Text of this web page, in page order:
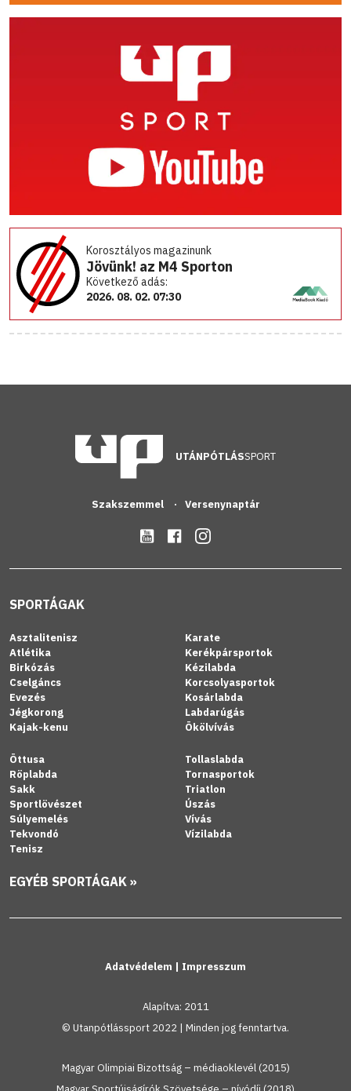
Korosztályos magazinunk
Jövünk! az M4 Sporton
Következő adás:
2026. 08. 02. 07:30
UTÁNPÓTLÁSSPORT
Szakszemmel Versenynaptár
SPORTÁGAK
Asztalitenisz
Atlétika
Birkózás
Cselgáncs
Evezés
Jégkorong
Kajak-kenu
Karate
Kerékpársportok
Kézilabda
Korcsolyasportok
Kosárlabda
Labdarúgás
Ökölvívás
Öttusa
Röplabda
Sakk
Sportlövészet
Súlyemelés
Tekvondó
Tenisz
Tollaslabda
Tornasportok
Triatlon
Úszás
Vívás
Vízilabda
EGYÉB SPORTÁGAK »
Adatvédelem | Impresszum
Alapítva: 2011
© Utanpótlássport 2022 | Minden jog fenntartva.
Magyar Olimpiai Bizottság – médiaoklevél (2015)